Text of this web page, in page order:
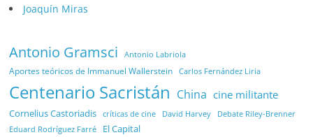
Joaquín Miras
Antonio Gramsci Antonio Labriola
Aportes teóricos de Immanuel Wallerstein Carlos Fernández Liria
Centenario Sacristán China cine militante
Cornelius Castoriadis críticas de cine David Harvey Debate Riley-Brenner
Eduard Rodríguez Farré El Capital